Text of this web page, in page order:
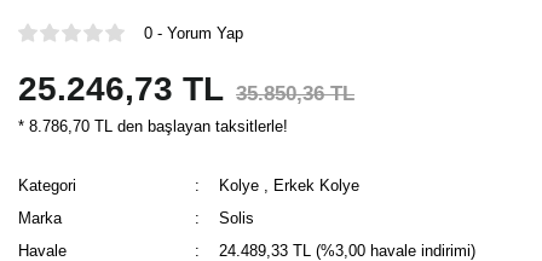
0 - Yorum Yap
25.246,73 TL 35.850,36 TL
* 8.786,70 TL den başlayan taksitlerle!
Kategori Kolye
Erkek Kolye
Marka
Solis
Havale
24.489,33 TL (%3,00 havale indirimi)